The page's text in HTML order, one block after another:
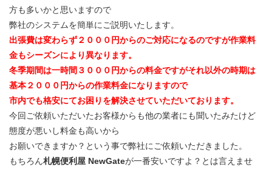
方も多いかと思いますので
弊社のシステムを簡単にご説明いたします。
出張費は変わらず２０００円からのご対応になるのですが作業料
金もシーズンにより異なります。
冬季期間は一時間３０００円からの料金ですがそれ以外の時期は
基本２０００円からの作業料金になりますので
市内でも格安にてお困りを解決させていただいております。
今回ご依頼いただいたお客様からも他の業者にも聞いたみたけど
態度が悪いし料金も高いから
お願いできますか？という事で弊社にご依頼いただきました。
もちろん札幌便利屋 NewGateが一番安いですよ？とは言えませ